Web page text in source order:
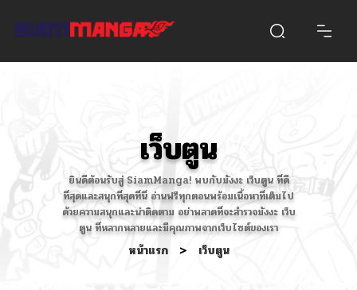
เว็บตูน
ยินดีต้อนรับสู่ SiamManga! พบกับมังงะ เว็บตูน ที่ดี
ที่สุดและสนุกที่สุดที่นี่ อ่านฟรีทุกตอนพร้อมเนื้อหาที่เต็มไป
ด้วยความสนุกและน่าติดตาม อย่าพลาดที่จะสำรวจมังงะ เว็บ
ตูน ที่หลากหลายและมีคุณภาพจากเว็บไซต์ของเรา
หน้าแรก > เว็บตูน